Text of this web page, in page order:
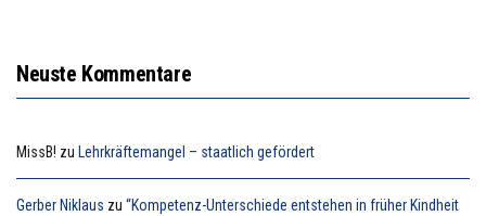
Neuste Kommentare
MissB! zu Lehrkräftemangel – staatlich gefördert
Gerber Niklaus zu “Kompetenz-Unterschiede entstehen in früher Kindheit